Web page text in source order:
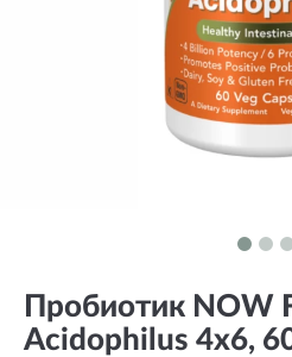
Пробиотик NOW
Acidophilus 4х6,